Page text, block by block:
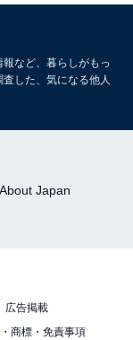
など、暮らしがもっ
した、気になる他人
Japan
広告掲載
商標・免責事項